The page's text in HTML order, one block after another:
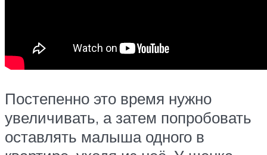
Постепенно это время нужно
увеличивать, а затем попробовать
оставлять малыша одного в